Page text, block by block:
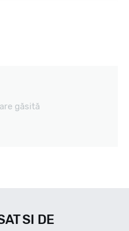
găsită
SI DE